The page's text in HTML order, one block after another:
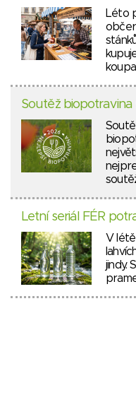
Léto
Soutěž biopotravina
Letní seriál FÉR
V
jindy.